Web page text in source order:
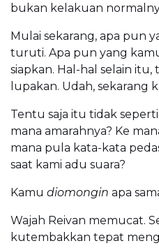
bukan kelakuan
Mulai sekarang, apa pun
turuti. Apa pun yang
siapkan. Hal-hal selain
lupakan. Udah, sekarang
Tentu saja itu tidak
mana amarahnya? Ke
mana pula kata-kata
saat kami adu suara?
Kamu diomongin apa
Wajah Reivan memucat.
kutembakkan tepat